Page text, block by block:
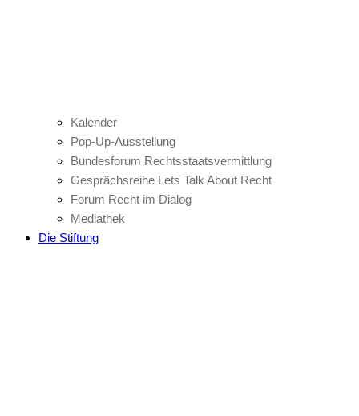
Kalender
Pop-Up-Ausstellung
Bundesforum Rechtsstaatsvermittlung
Gesprächsreihe Lets Talk About Recht
Forum Recht im Dialog
Mediathek
Die Stiftung